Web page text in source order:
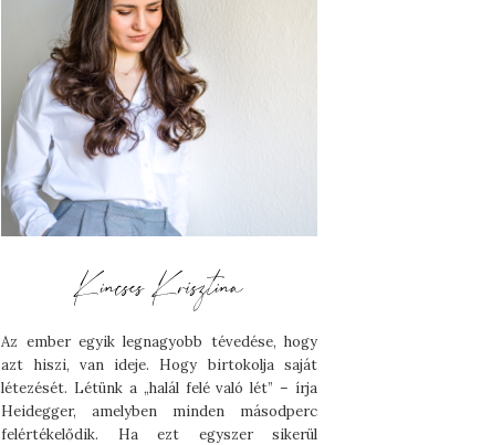
Az ember egyik legnagyobb tévedése, hogy
azt hiszi, van ideje. Hogy birtokolja saját
létezését. Létünk a „halál felé való lét” – írja
Heidegger, amelyben minden másodperc
felértékelődik. Ha ezt egyszer sikerül